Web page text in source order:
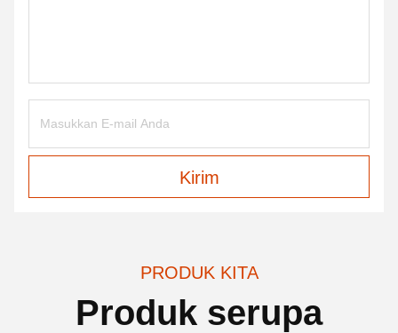
Kirim
PRODUK KITA
Produk serupa